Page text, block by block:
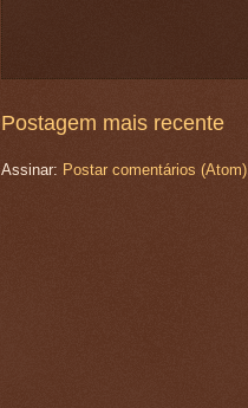
Postagem mais recente
Assinar: Postar comentários (Atom)